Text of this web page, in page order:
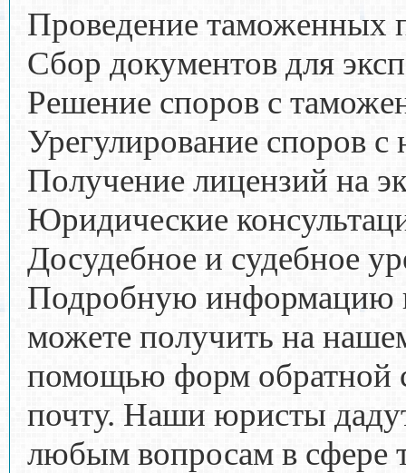
Проведение таможенных
Сбор документов для
Решение споров с
Урегулирование споров с
Получение лицензий на
Юридические
Досудебное и судебное
Подробную информацию
можете получить на
помощью форм обратной
почту. Наши юристы
любым вопросам в сфере